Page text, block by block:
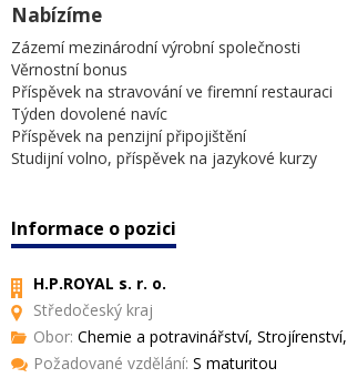
Nabízíme
Zázemí mezinárodní výrobní společnosti
Věrnostní bonus
Příspěvek na stravování ve firemní restauraci
Týden dovolené navíc
Příspěvek na penzijní připojištění
Studijní volno, příspěvek na jazykové kurzy
Informace o pozici
H.P.ROYAL s. r. o.
Středočeský kraj
Obor: Chemie a potravinářství, Strojírenství,
Požadované vzdělání: S maturitou